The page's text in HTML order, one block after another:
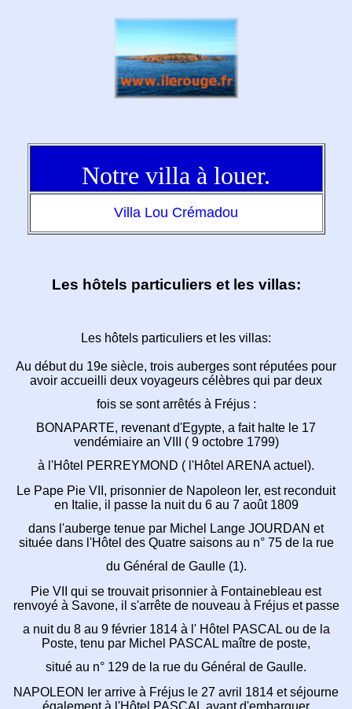
Notre villa à louer.
Villa Lou Crémadou
Les hôtels particuliers et les villas:
Les hôtels particuliers et les villas:
Au début du 19e siècle, trois auberges sont réputées pour
avoir accueilli deux voyageurs célèbres qui par deux
fois se sont arrêtés à Fréjus :
BONAPARTE, revenant d'Egypte, a fait halte le 17
vendémiaire an VIII ( 9 octobre 1799)
à l'Hôtel PERREYMOND ( l'Hôtel ARENA actuel).
Le Pape Pie VII, prisonnier de Napoleon Ier, est reconduit
en Italie, il passe la nuit du 6 au 7 août 1809
dans l'auberge tenue par Michel Lange JOURDAN et
située dans l'Hôtel des Quatre saisons au n° 75 de la rue
du Général de Gaulle (1).
Pie VII qui se trouvait prisonnier à Fontainebleau est
renvoyé à Savone, il s'arrête de nouveau à Fréjus et passe
a nuit du 8 au 9 février 1814 à l' Hôtel PASCAL ou de la
Poste, tenu par Michel PASCAL maître de poste,
situé au n° 129 de la rue du Général de Gaulle.
NAPOLEON Ier arrive à Fréjus le 27 avril 1814 etséjourne
également à l'Hôtel PASCAL avant d'embarquer